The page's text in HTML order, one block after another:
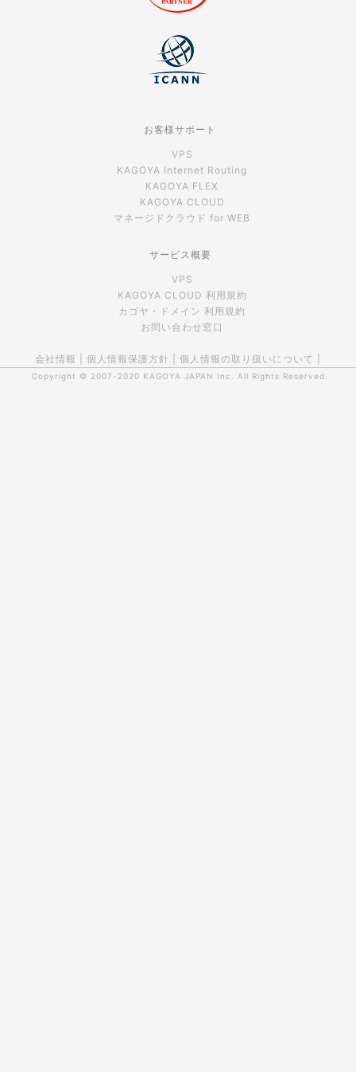
お客様サポート
VPS
KAGOYA Internet Routing
KAGOYA FLEX
KAGOYA CLOUD
マネージドクラウド for WEB
サービス概要
VPS
KAGOYA CLOUD 利用規約
カゴヤ・ドメイン 利用規約
お問い合わせ窓口
会社情報 個人情報保護方針 個人情報の取り扱いについて
Copyright © 2007-2020 KAGOYA JAPAN Inc. All Rights Reserved.